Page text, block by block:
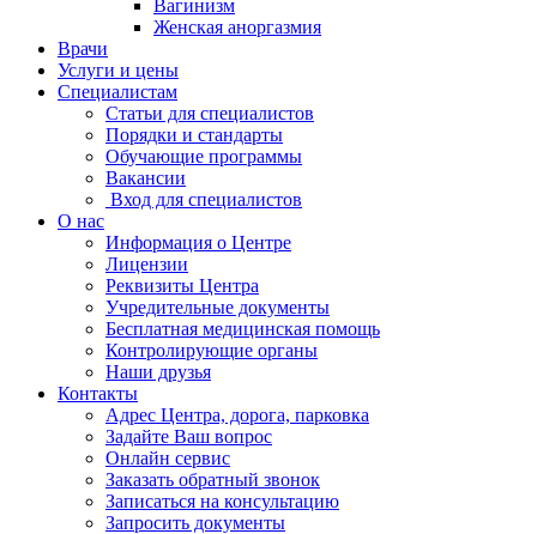
Вагинизм
Женская аноргазмия
Врачи
Услуги и цены
Специалистам
Статьи для специалистов
Порядки и стандарты
Обучающие программы
Вакансии
Вход для специалистов
О нас
Информация о Центре
Лицензии
Реквизиты Центра
Учредительные документы
Бесплатная медицинская помощь
Контролирующие органы
Наши друзья
Контакты
Адрес Центра, дорога, парковка
Задайте Ваш вопрос
Онлайн сервис
Заказать обратный звонок
Записаться на консультацию
Запросить документы